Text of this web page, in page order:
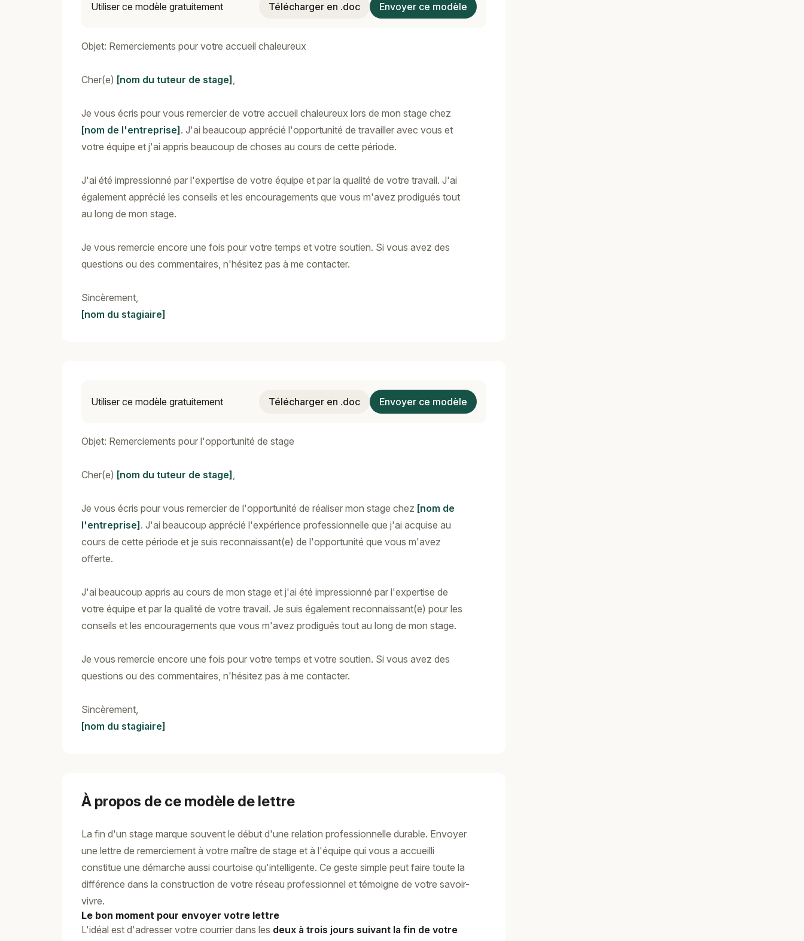
Utiliser ce modèle gratuitement Télécharger en .doc Envoyer ce modèle
Objet: Remerciements pour votre accueil chaleureux
Cher(e) [nom du tuteur de stage] ,
Je vous écris pour vous remercier de votre accueil chaleureux lors de mon stage chez
[nom de l'entreprise] . J'ai beaucoup apprécié l'opportunité de travailler avec vous et
votre équipe et j'ai appris beaucoup de choses au cours de cette période.
J'ai été impressionné par l'expertise de votre équipe et par la qualité de votre travail. J'ai
également apprécié les conseils et les encouragements que vous m'avez prodigués tout
au long de mon stage.
Je vous remercie encore une fois pour votre temps et votre soutien. Si vous avez des
questions ou des commentaires, n'hésitez pas à me contacter.
Sincèrement,
[nom du stagiaire]
Utiliser ce modèle gratuitement Télécharger en .doc Envoyer ce modèle
Objet: Remerciements pour l'opportunité de stage
Cher(e) [nom du tuteur de stage] ,
Je vous écris pour vous remercier de l'opportunité de réaliser mon stage chez [nom de
l'entreprise] . J'ai beaucoup apprécié l'expérience professionnelle que j'ai acquise au
cours de cette période et je suis reconnaissant(e) de l'opportunité que vous m'avez
offerte.
J'ai beaucoup appris au cours de mon stage et j'ai été impressionné par l'expertise de
votre équipe et par la qualité de votre travail. Je suis également reconnaissant(e) pour les
conseils et les encouragements que vous m'avez prodigués tout au long de mon stage.
Je vous remercie encore une fois pour votre temps et votre soutien. Si vous avez des
questions ou des commentaires, n'hésitez pas à me contacter.
Sincèrement,
[nom du stagiaire]
À propos de ce modèle de lettre
La fin d'un stage marque souvent le début d'une relation professionnelle durable. Envoyer
une lettre de remerciement à votre maître de stage et à l'équipe qui vous a accueilli
constitue une démarche aussi courtoise qu'intelligente. Ce geste simple peut faire toute la
différence dans la construction de votre réseau professionnel et témoigne de votre savoir-
vivre.
Le bon moment pour envoyer votre lettre
L'idéal est d'adresser votre courrier dans les deux à trois jours suivant la fin de votre